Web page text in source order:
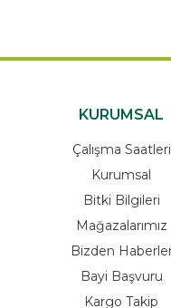
KURUMSAL
Çalışma Saatleri
Kurumsal
Bitki Bilgileri
Mağazalarımız
Bizden
Bayi Başvuru
Kargo Takip